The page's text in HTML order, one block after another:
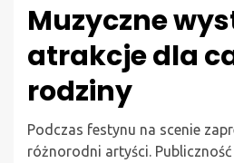
Muzyczne
atrakcje dla
rodziny
Podczas festynu na scenie
różnorodni artyści. Publiczność